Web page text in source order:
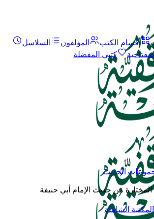
أقسام الكتب المؤلفون
السلاسل
كتبي المفضلة
المختارة من حديث الإمام أبي حنيفة
المكتبة الشاملة